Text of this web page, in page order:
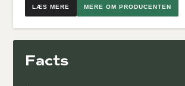
MERE OM PRODUCENTEN
Facts